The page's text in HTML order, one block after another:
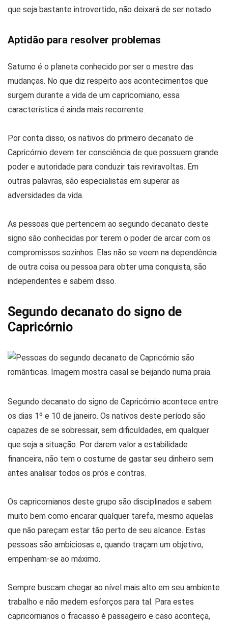
que seja bastante introvertido, não deixará de ser notado.
Aptidão para resolver problemas
Saturno é o planeta conhecido por ser o mestre das
mudanças. No que diz respeito aos acontecimentos que
surgem durante a vida de um capricorniano, essa
característica é ainda mais recorrente.
Por conta disso, os nativos do primeiro decanato de
Capricórnio devem ter consciência de que possuem grande
poder e autoridade para conduzir tais reviravoltas. Em
outras palavras, são especialistas em superar as
adversidades da vida.
As pessoas que pertencem ao segundo decanato deste
signo são conhecidas por terem o poder de arcar com os
compromissos sozinhos. Elas não se veem na dependência
de outra coisa ou pessoa para obter uma conquista, são
independentes e sabem disso.
Segundo decanato do signo de
Capricórnio
Segundo decanato do signo de Capricórnio acontece entre
os dias 1º e 10 de janeiro. Os nativos deste período são
capazes de se sobressair, sem dificuldades, em qualquer
que seja a situação. Por darem valor a estabilidade
financeira, não tem o costume de gastar seu dinheiro sem
antes analisar todos os prós e contras.
Os capricornianos deste grupo são disciplinados e sabem
muito bem como encarar qualquer tarefa, mesmo aquelas
que não pareçam estar tão perto de seu alcance. Estas
pessoas são ambiciosas e, quando traçam um objetivo,
empenham-se ao máximo.
Sempre buscam chegar ao nível mais alto em seu ambiente
trabalho e não medem esforços para tal. Para estes
capricornianos o fracasso é passageiro e caso aconteça,